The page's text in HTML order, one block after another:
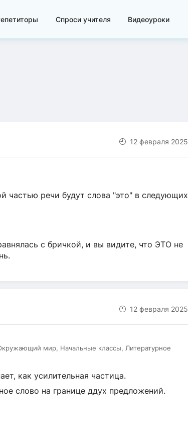
Спроси учителя Видеоуроки
12 февраля 2025
частью речи будут слова "это" в следующих
с бричкой, и вы видите, что ЭТО не
12 февраля 2025
мир, Начальные классы, Литературное
как усилительная частица.
слово на границе ддух предложений.